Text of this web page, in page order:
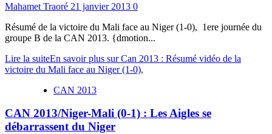
Mahamet Traoré 21 janvier 2013 0
Résumé de la victoire du Mali face au Niger (1-0), 1ere journée du
groupe B de la CAN 2013. {dmotion...
Lire la suiteEn savoir plus sur Can 2013 : Résumé vidéo de la
victoire du Mali face au Niger (1-0),
CAN 2013
CAN 2013/Niger-Mali (0-1) : Les Aigles se
débarrassent du Niger